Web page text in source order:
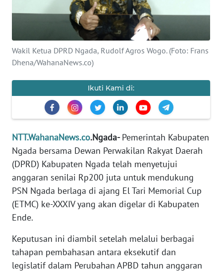
Wakil Ketua DPRD Ngada, Rudolf Agros Wogo. (Foto: Frans
Dhena/WahanaNews.co)
Ikuti Kami di:
NTT.WahanaNews.co.Ngada-Pemerintah Kabupaten
Ngada bersama Dewan Perwakilan Rakyat Daerah
(DPRD) Kabupaten Ngada telah menyetujui
anggaran senilai Rp200 juta untuk mendukung
PSN Ngada berlaga di ajang El Tari Memorial Cup
(ETMC) ke-XXXIV yang akan digelar di Kabupaten
Ende.
Keputusan ini diambil setelah melalui berbagai
tahapan pembahasan antara eksekutif dan
legislatif dalam Perubahan APBD tahun anggaran
INDEKS
KONTAK
KAMI
IKLAN
KAMI
PEDOMAN
MEDIA
SIBER
REDAKSI
KARIR
DISCLAIMER